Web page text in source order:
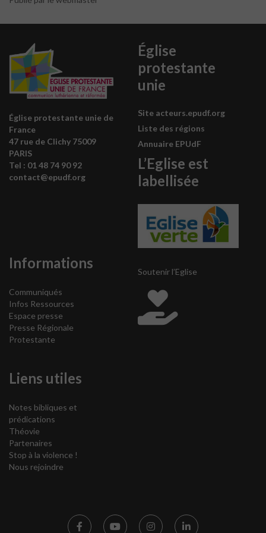
Église protestante unie de
France
47 rue de Clichy 75009
PARIS
Tel : 01 48 74 90 92
contact@epudf.org
Église
protestante
unie
Site acteurs.epudf.org
Liste des régions
Annuaire EPUdF
L’Eglise est
labellisée
Informations
Communiqués
Infos Ressources
Espace presse
Presse Régionale
Protestante
Liens utiles
Notes bibliques et
prédications
Théovie
Partenaires
Stop à la violence !
Nous rejoindre
Soutenir l’Eglise